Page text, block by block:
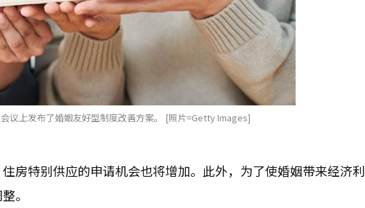
议上发布了婚姻友好型制度改善方案。 [照片=Getty Images]
房特别供应的申请机会也将增加。此外，为了使婚姻带来经济利
。